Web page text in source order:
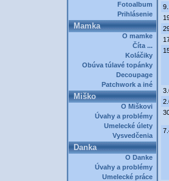
Fotoalbum
Prihlásenie
Mamka
O mamke
Číta ...
Koláčiky
Obúva túlavé topánky
Decoupage
Patchwork a iné
Miško
O Miškovi
Úvahy a problémy
Umelecké úlety
Vysvedčenia
Danka
O Danke
Úvahy a problémy
Umelecké práce